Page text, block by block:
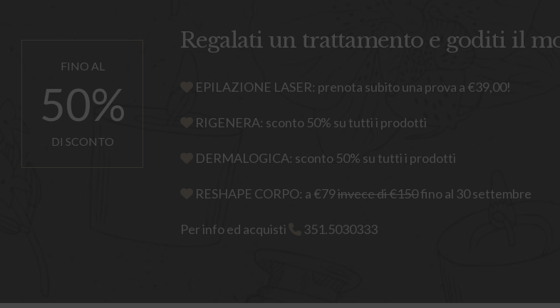
50%
DI SCONTO
Regalati un trattamento e goditi il
EPILAZIONE LASER: prenota subito una prova a €39,00!
RIGENERA: sconto 50% su tutti i prodotti
DERMALOGICA: sconto 50% su tutti i prodotti
RESHAPE CORPO: a €79invece di €150fino al 30 settembre
Per info ed acquisti 351.5030333